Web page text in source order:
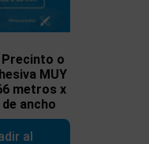
Precinto o
MUY
metros x
ancho
al